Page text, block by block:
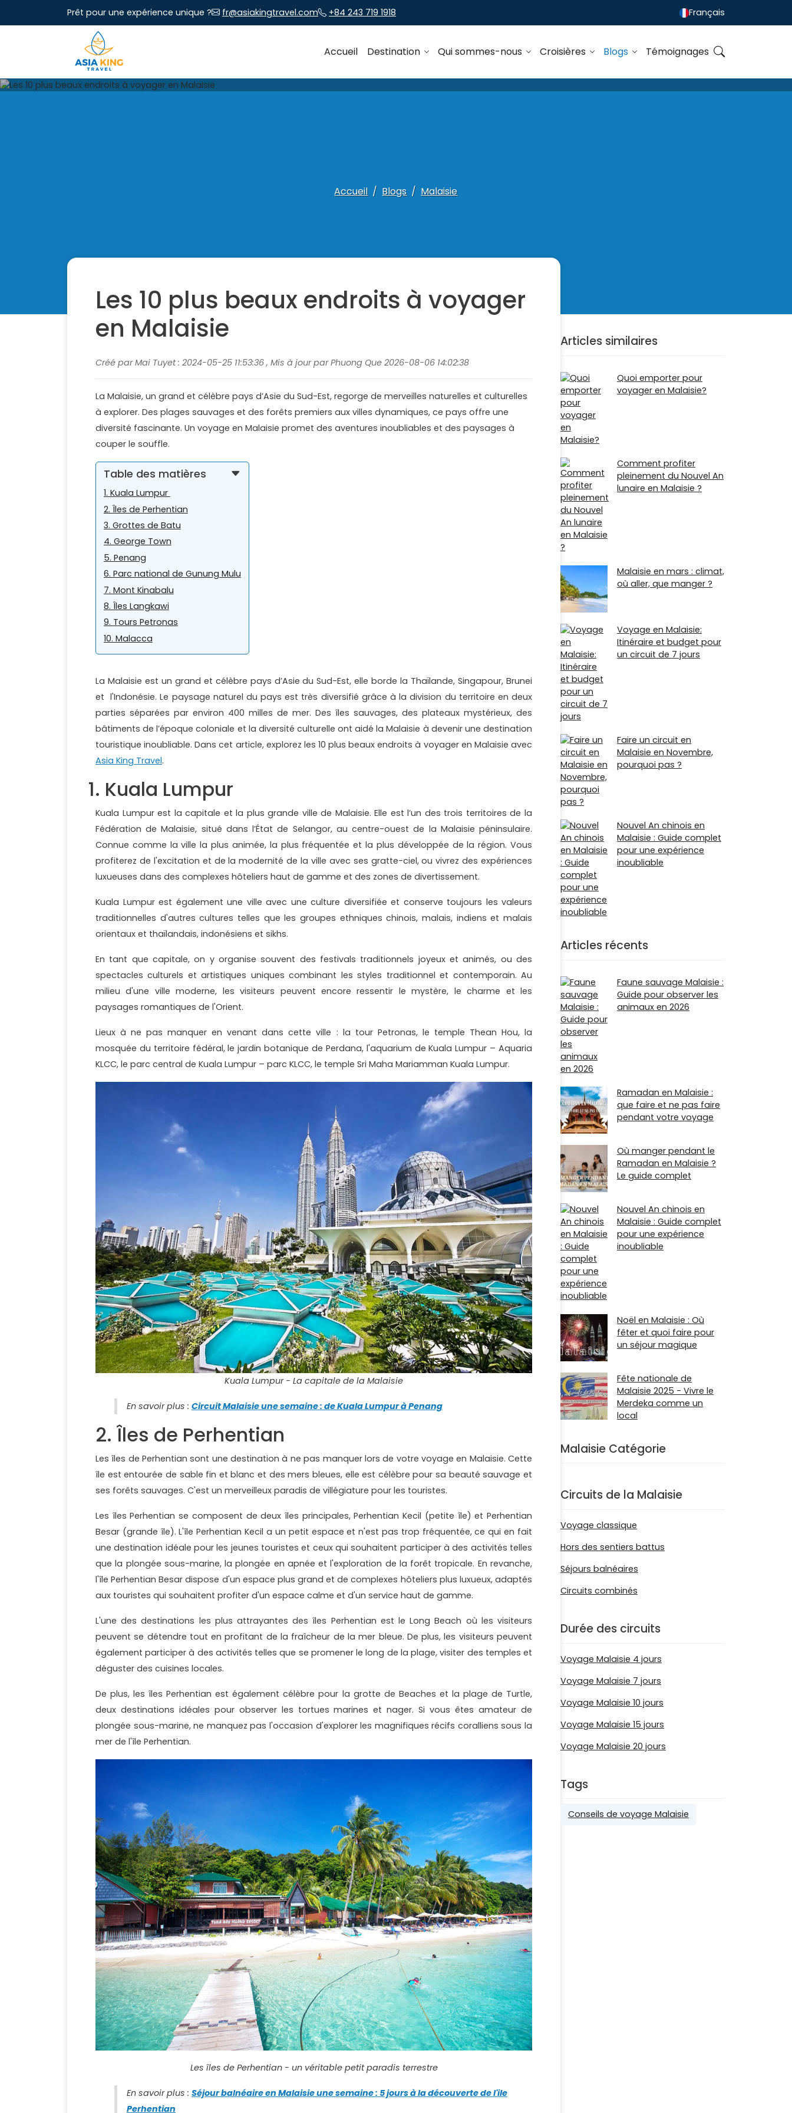
Prêt pour une expérience unique ? fr@asiakingtravel.com +84 243 719 1918 Français
Accueil Destination Qui sommes-nous Croisières Blogs Témoignages
Accueil Blogs Malaisie
Les 10 plus beaux endroits à voyager
en Malaisie
Créé par Mai Tuyet : 2024-05-25 11:53:36 , Mis à jour par Phuong Que 2026-08-06 14:02:38
La Malaisie, un grand et célèbre pays d’Asie du Sud-Est, regorge de merveilles naturelles et culturelles
à explorer. Des plages sauvages et des forêts premiers aux villes dynamiques, ce pays offre une
diversité fascinante. Un voyage en Malaisie promet des aventures inoubliables et des paysages à
couper le souffle.
Table des matières
1. Kuala Lumpur
2. Îles de Perhentian
3. Grottes de Batu
4. George Town
5. Penang
6. Parc national de Gunung Mulu
7. Mont Kinabalu
8. Îles Langkawi
9. Tours Petronas
10. Malacca
La Malaisie est un grand et célèbre pays d’Asie du Sud-Est, elle borde la Thaïlande, Singapour, Brunei
et l'Indonésie. Le paysage naturel du pays est très diversifié grâce à la division du territoire en deux
parties séparées par environ 400 milles de mer. Des îles sauvages, des plateaux mystérieux, des
bâtiments de l’époque coloniale et la diversité culturelle ont aidé la Malaisie à devenir une destination
touristique inoubliable. Dans cet article, explorez les 10 plus beaux endroits à voyager en Malaisie avec
Asia King Travel.
1. Kuala Lumpur
Kuala Lumpur est la capitale et la plus grande ville de Malaisie. Elle est l’un des trois territoires de la
Fédération de Malaisie, situé dans l’État de Selangor, au centre-ouest de la Malaisie péninsulaire.
Connue comme la ville la plus animée, la plus fréquentée et la plus développée de la région. Vous
profiterez de l'excitation et de la modernité de la ville avec ses gratte-ciel, ou vivrez des expériences
luxueuses dans des complexes hôteliers haut de gamme et des zones de divertissement.
Kuala Lumpur est également une ville avec une culture diversifiée et conserve toujours les valeurs
traditionnelles d'autres cultures telles que les groupes ethniques chinois, malais, indiens et malais
orientaux et thaïlandais, indonésiens et sikhs.
En tant que capitale, on y organise souvent des festivals traditionnels joyeux et animés, ou des
spectacles culturels et artistiques uniques combinant les styles traditionnel et contemporain. Au
milieu d'une ville moderne, les visiteurs peuvent encore ressentir le mystère, le charme et les
paysages romantiques de l'Orient.
Lieux à ne pas manquer en venant dans cette ville : la tour Petronas, le temple Thean Hou, la
mosquée du territoire fédéral, le jardin botanique de Perdana, l'aquarium de Kuala Lumpur – Aquaria
KLCC, le parc central de Kuala Lumpur – parc KLCC, le temple Sri Maha Mariamman Kuala Lumpur.
Kuala Lumpur - La capitale de la Malaisie
En savoir plus : Circuit Malaisie une semaine : de Kuala Lumpur à Penang
2. Îles de Perhentian
Les îles de Perhentian sont une destination à ne pas manquer lors de votre voyage en Malaisie. Cette
île est entourée de sable fin et blanc et des mers bleues, elle est célèbre pour sa beauté sauvage et
ses forêts sauvages. C'est un merveilleux paradis de villégiature pour les touristes.
Les îles Perhentian se composent de deux îles principales, Perhentian Kecil (petite île) et Perhentian
Besar (grande île). L'île Perhentian Kecil a un petit espace et n'est pas trop fréquentée, ce qui en fait
une destination idéale pour les jeunes touristes et ceux qui souhaitent participer à des activités telles
que la plongée sous-marine, la plongée en apnée et l'exploration de la forêt tropicale. En revanche,
l'île Perhentian Besar dispose d'un espace plus grand et de complexes hôteliers plus luxueux, adaptés
aux touristes qui souhaitent profiter d'un espace calme et d'un service haut de gamme.
L'une des destinations les plus attrayantes des îles Perhentian est le Long Beach où les visiteurs
peuvent se détendre tout en profitant de la fraîcheur de la mer bleue. De plus, les visiteurs peuvent
également participer à des activités telles que se promener le long de la plage, visiter des temples et
déguster des cuisines locales.
De plus, les îles Perhentian est également célèbre pour la grotte de Beaches et la plage de Turtle,
deux destinations idéales pour observer les tortues marines et nager. Si vous êtes amateur de
plongée sous-marine, ne manquez pas l'occasion d'explorer les magnifiques récifs coralliens sous la
mer de l'île Perhentian.
Les îles de Perhentian - un véritable petit paradis terrestre
En savoir plus : Séjour balnéaire en Malaisie une semaine : 5 jours à la découverte de l'ile
Perhentian
Articles similaires
Quoi emporter pour
voyager en Malaisie?
Comment profiter
pleinement du Nouvel An
lunaire en Malaisie ?
Malaisie en mars : climat,
où aller, que manger ?
Voyage en Malaisie:
Itinéraire et budget pour
un circuit de 7 jours
Faire un circuit en
Malaisie en Novembre,
pourquoi pas ?
Nouvel An chinois en
Malaisie : Guide complet
pour une expérience
inoubliable
Articles récents
Faune sauvage Malaisie :
Guide pour observer les
animaux en 2026
Ramadan en Malaisie :
que faire et ne pas faire
pendant votre voyage
Où manger pendant le
Ramadan en Malaisie ?
Le guide complet
Nouvel An chinois en
Malaisie : Guide complet
pour une expérience
inoubliable
Noël en Malaisie : Où
fêter et quoi faire pour
un séjour magique
Fête nationale de
Malaisie 2025 - Vivre le
Merdeka comme un
local
Malaisie Catégorie
Circuits de la Malaisie
Voyage classique
Hors des sentiers battus
Séjours balnéaires
Circuits combinés
Durée des circuits
Voyage Malaisie 4 jours
Voyage Malaisie 7 jours
Voyage Malaisie 10 jours
Voyage Malaisie 15 jours
Voyage Malaisie 20 jours
Tags
Conseils de voyage Malaisie